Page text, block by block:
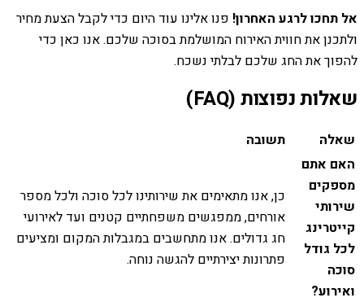
אל תחכו לרגע האחרון! פנו אלינו עוד היום כדי לקבל הצעת מחיר
ולתכנן את חווית האירוח המושלמת בסוכה שלכם. אנו כאן כדי
להפוך את החג שלכם לבלתי נשכח.
שאלות נפוצות (FAQ)
שאלה
תשובה
האם אתם
מספקים
שירותי
קייטרינג
לכל גודל
סוכה
ואירוע?
כן, אנו מתאימים את שירותינו לכל סוכה ולכל מספר
אורחים, ממפגשים משפחתיים קטנים ועד לאירועי
חג גדולים. אנו מתחשבים במגבלות המקום ומציעים
פתרונות יצירתיים להגשה נוחה.